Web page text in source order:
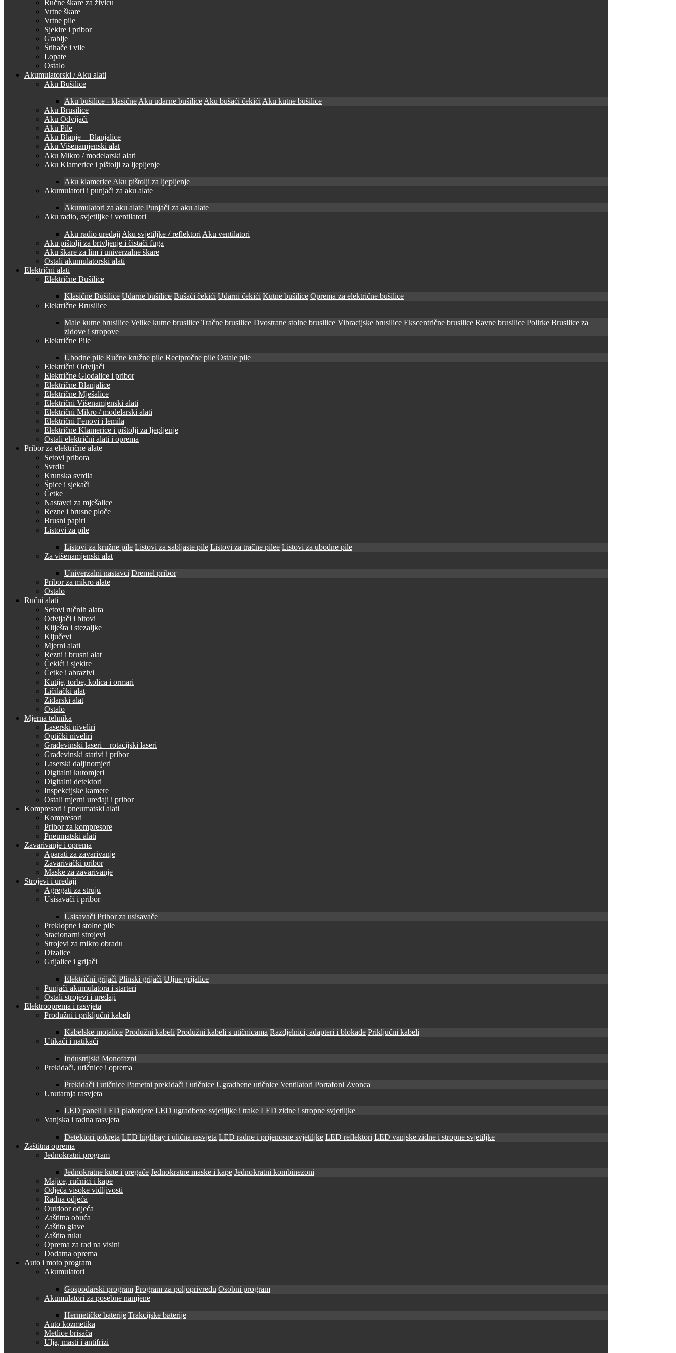
Ručne škare za živicu
Vrtne škare
Vrtne pile
Sjekire i pribor
Grablje
Štihače i vile
Lopate
Ostalo
Akumulatorski / Aku alati
Aku Bušilice
Aku bušilice - klasične Aku udarne bušilice Aku bušaći čekići Aku kutne bušilice
Aku Brusilice
Aku Odvijači
Aku Pile
Aku Blanje – Blanjalice
Aku Višenamjenski alat
Aku Mikro / modelarski alati
Aku Klamerice i pištolji za ljepljenje
Aku klamerice Aku pištolji za ljepljenje
Akumulatori i punjači za aku alate
Akumulatori za aku alate Punjači za aku alate
Aku radio, svjetiljke i ventilatori
Aku radio uređaji Aku svjetiljke / reflektori Aku ventilatori
Aku pištolji za brtvljenje i čistači fuga
Aku škare za lim i univerzalne škare
Ostali akumulatorski alati
Električni alati
Električne Bušilice
Klasične Bušilice Udarne bušilice Bušaći čekići Udarni čekići Kutne bušilice Oprema za električne bušilice
Električne Brusilice
Male kutne brusilice Velike kutne brusilice Tračne brusilice Dvostrane stolne brusilice Vibracijske brusilice Ekscentrične brusilice Ravne brusilice Polirke Brusilice za
zidove i stropove
Električne Pile
Ubodne pile Ručne kružne pile Recipročne pile Ostale pile
Električni Odvijači
Električne Glodalice i pribor
Električne Blanjalice
Električne Mješalice
Električni Višenamjenski alati
Električni Mikro / modelarski alati
Električni Fenovi i lemila
Električne Klamerice i pištolji za ljepljenje
Ostali električni alati i oprema
Pribor za električne alate
Setovi pribora
Svrdla
Krunska svrdla
Špice i sjekači
Četke
Nastavci za mješalice
Rezne i brusne ploče
Brusni papiri
Listovi za pile
Listovi za kružne pile Listovi za sabljaste pile Listovi za tračne pilee Listovi za ubodne pile
Za višenamjenski alat
Univerzalni nastavci Dremel pribor
Pribor za mikro alate
Ostalo
Ručni alati
Setovi ručnih alata
Odvijači i bitovi
Kliješta i stezaljke
Ključevi
Mjerni alati
Rezni i brusni alat
Čekići i sjekire
Četke i abrazivi
Kutije, torbe, kolica i ormari
Ličilački alat
Zidarski alat
Ostalo
Mjerna tehnika
Laserski niveliri
Optički niveliri
Građevinski laseri – rotacijski laseri
Građevinski stativi i pribor
Laserski daljinomjeri
Digitalni kutomjeri
Digitalni detektori
Inspekcijske kamere
Ostali mjerni uređaji i pribor
Kompresori i pneumatski alati
Kompresori
Pribor za kompresore
Pneumatski alati
Zavarivanje i oprema
Aparati za zavarivanje
Zavarivački pribor
Maske za zavarivanje
Strojevi i uređaji
Agregati za struju
Usisavači i pribor
Usisavači Pribor za usisavače
Preklopne i stolne pile
Stacionarni strojevi
Strojevi za mikro obradu
Dizalice
Grijalice i grijači
Električni grijači Plinski grijači Uljne grijalice
Punjači akumulatora i starteri
Ostali strojevi i uređaji
Elektrooprema i rasvjeta
Produžni i priključni kabeli
Kabelske motalice Produžni kabeli Produžni kabeli s utičnicama Razdjelnici, adapteri i blokade Priključni kabeli
Utikači i natikači
Industrijski Monofazni
Prekidači, utičnice i oprema
Prekidači i utičnice Pametni prekidači i utičnice Ugradbene utičnice Ventilatori Portafoni Zvonca
Unutarnja rasvjeta
LED paneli LED plafonjere LED ugradbene svjetiljke i trake LED zidne i stropne svjetiljke
Vanjska i radna rasvjeta
Detektori pokreta LED highbay i ulična rasvjeta LED radne i prijenosne svjetiljke LED reflektori LED vanjske zidne i stropne svjetiljke
Zaštitna oprema
Jednokratni program
Jednokratne kute i pregače Jednokratne maske i kape Jednokratni kombinezoni
Majice, ručnici i kape
Odjeća visoke vidljivosti
Radna odjeća
Outdoor odjeća
Zaštitna obuća
Zaštita glave
Zaštita ruku
Oprema za rad na visini
Dodatna oprema
Auto i moto program
Akumulatori
Gospodarski program Program za poljoprivredu Osobni program
Akumulatori za posebne namjene
Hermetičke baterije Trakcijske baterije
Auto kozmetika
Metlice brisača
Ulja, masti i antifrizi